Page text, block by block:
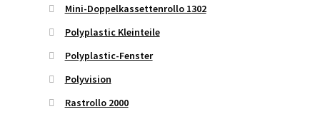
Mini-Doppelkassettenrollo 1302
Polyplastic Kleinteile
Polyplastic-Fenster
Polyvision
Rastrollo 2000